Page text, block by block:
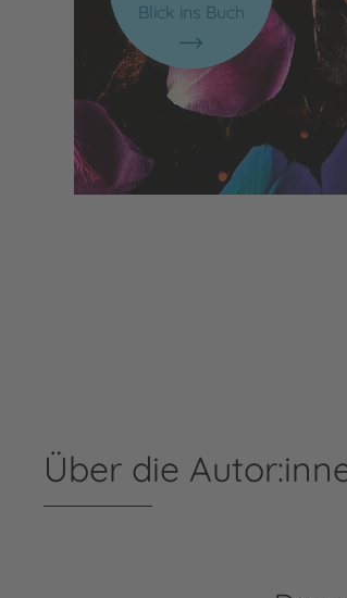
Blick ins Buch
Über die